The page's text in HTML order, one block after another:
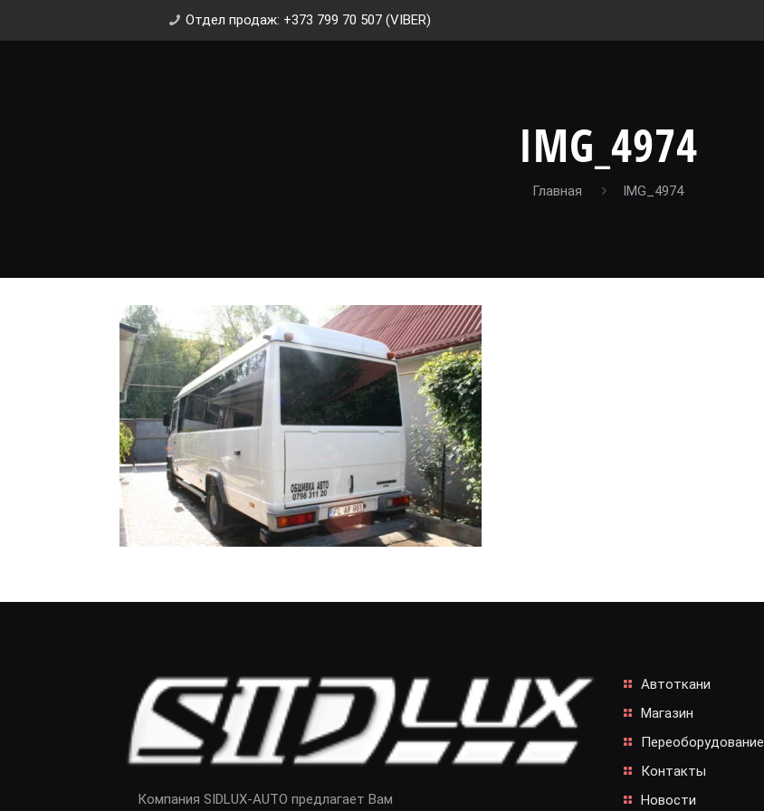
Отдел продаж: +373 799 70 507 (VIBER)
IMG_4974
Главная IMG_4974
Компания SIDLUX-AUTO предлагает Вам
Автоткани
Магазин
Переоборудование
Контакты
Новости